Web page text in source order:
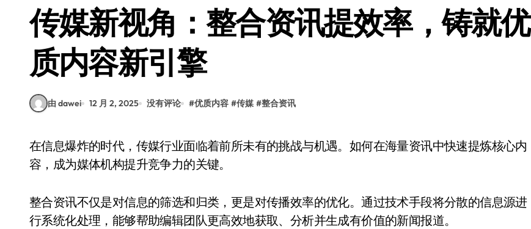
外闻科技新趋势，跨界融合赋能前端站长优化升级
大数据架构下实时引擎优化：技术革新驱动数据处理效能跃升
传媒新视角：整合资讯提效率，铸就优
质内容新引擎
由 dawei 12 月 2, 2025 没有评论 #优质内容 #传媒 #整合资讯
在信息爆炸的时代，传媒行业面临着前所未有的挑战与机遇。如何在海量资讯中快速提炼核心内
容，成为媒体机构提升竞争力的关键。
整合资讯不仅是对信息的筛选和归类，更是对传播效率的优化。通过技术手段将分散的信息源进
行系统化处理，能够帮助编辑团队更高效地获取、分析并生成有价值的新闻报道。